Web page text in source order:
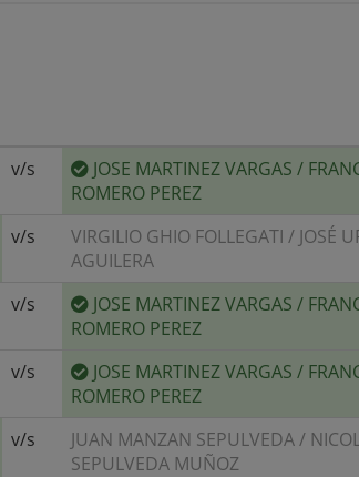
v/s JOSE MARTINEZ VARGAS /
ROMERO PEREZ
v/s VIRGILIO GHIO FOLLEGATI / JOSÉ
AGUILERA
v/s JOSE MARTINEZ VARGAS /
ROMERO PEREZ
v/s JOSE MARTINEZ VARGAS /
ROMERO PEREZ
v/s JUAN MANZAN SEPULVEDA/
SEPULVEDA MUÑOZ